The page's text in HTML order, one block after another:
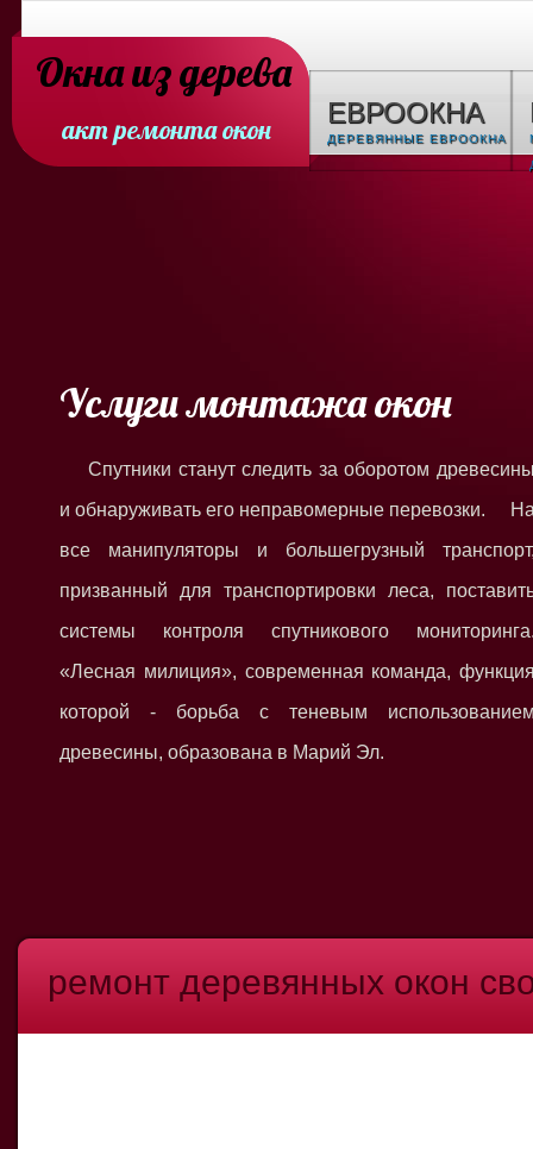
Окна из дерева
акт ремонта окон
ЕВРООКНА
ДЕРЕВЯННЫЕ ЕВРООКНА
Услуги монтажа окон
Спутники станут следить за оборотом
и обнаруживать его неправомерные перевозки.
все манипуляторы и большегрузный
призванный для транспортировки леса,
системы контроля спутникового
«Лесная милиция», современная команда,
которой - борьба с теневым
древесины, образована в Марий Эл.
ремонт деревянных окон